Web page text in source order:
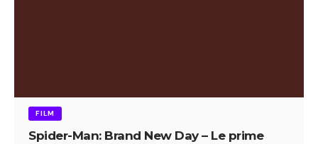
FILM
Spider-Man: Brand New Day – Le prime